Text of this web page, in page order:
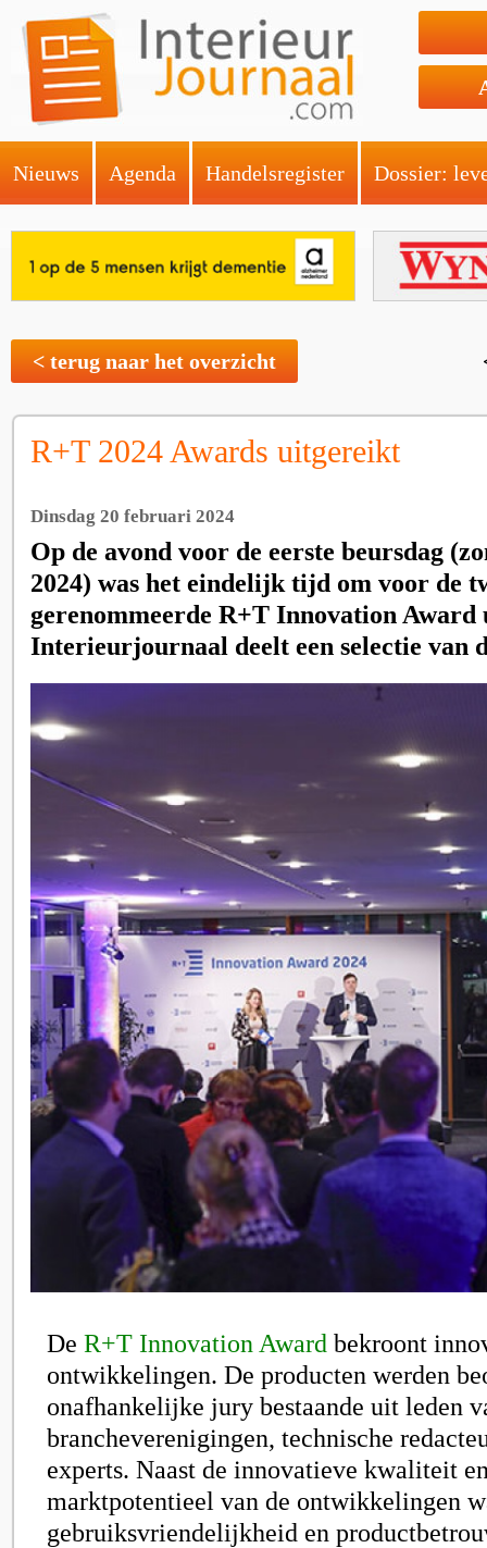
Nieuws Agenda Handelsregister Dossier:
< terug naar het overzicht
R+T 2024 Awards uitgereikt
Dinsdag 20 februari 2024
Op de avond voor de eerste beursdag
2024) was het eindelijk tijd om voor de
gerenommeerde R+T Innovation
Interieurjournaal deelt een selectie van
De R+T Innovation Award bekroont
ontwikkelingen. De producten werden
onafhankelijke jury bestaande uit leden
brancheverenigingen, technische
experts. Naast de innovatieve kwaliteit
marktpotentieel van de ontwikkelingen
gebruiksvriendelijkheid en